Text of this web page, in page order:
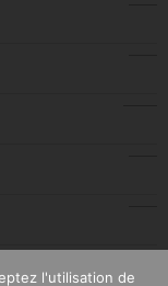
l'utilisation de